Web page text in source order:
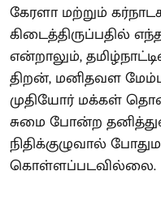
கேரளா மற்றும்
கிடைத்திருப்பதில்
என்றாலும்,
திறன், மனிதவள
முதியோர் மக்கள்
சுமை போன்ற
நிதிக்குழுவால்
கொள்ளப்படவில்லை.